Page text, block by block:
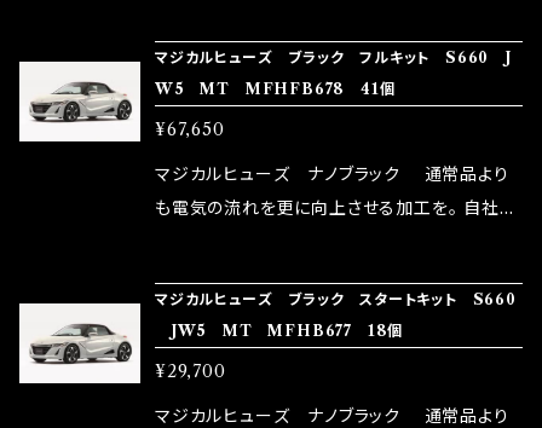
など、これらの効果は、タウンユースだけでなく、
モータースポーツシーンでの実証実験の上、 製
品化を果たしております。
ズが、マジカルヒューズになります。 ◇マジカル
ヒューズの効果 マジカルヒューズは放電防止効
果・接触抵抗低減効果により、このような効果を
発揮します。 ・アクセルレスポンスの向上 ・アイ
ドリング安定化（静粛性UP） ・ターボ車のターボ
など、これらの効果は、タウンユースだけでなく、
モータースポーツシーンでの実証実験の上、 製
品化を果たしております。
路として、各回路への電力供給を行っています。
しかし、ヒューズには拭い去れない欠点があり
ます。 1.溶接回路であるため、配線と比較し抵抗
が大きい。 2.金属部分が露出している為、空気
中に漏電してしまう。 3.金属プレートが接触する
ズが、マジカルヒューズになります。 ◇マジカル
ヒューズの効果 マジカルヒューズは放電防止効
果・接触抵抗低減効果により、このような効果を
発揮します。 ・アクセルレスポンスの向上 ・アイ
マジカルヒューズ ブラック フルキット S660 J
W5 MT MFHFB678 41個
¥67,650
マジカルヒューズ ナノブラック 通常品より
も電気の流れを更に向上させる加工を。 自社比
メ！ レーシングドライバーMAX織戸選手がテス
ターとなり吟味し時間を掛けて検証し、これは
体感出来て面白く、車には必ずプラスになりデメ
リットが無い。と。 コラボ開発製品です。 購入先
マジカルヒューズ ブラック スタートキット S660
JW5 MT MFHB677 18個
¥29,700
マジカルヒューズ ナノブラック 通常品より